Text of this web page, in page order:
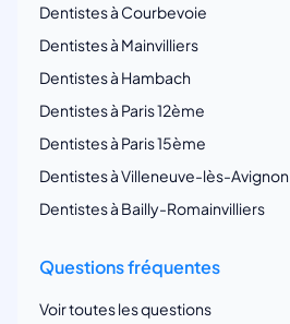
Dentistes à Courbevoie
Dentistes à Mainvilliers
Dentistes à Hambach
Dentistes à Paris 12ème
Dentistes à Paris 15ème
Dentistes à Villeneuve-lès-Avignon
Dentistes à Bailly-Romainvilliers
Questions fréquentes
Voir toutes les questions